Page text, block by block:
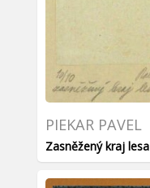
PIEKAR PAVEL
Zasněžený kraj lesa